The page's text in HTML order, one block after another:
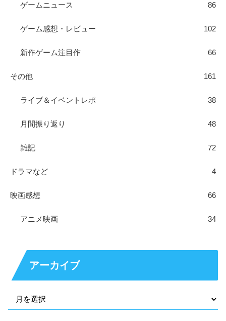
ゲームニュース 86
ゲーム感想・レビュー 102
新作ゲーム注目作 66
その他 161
ライブ＆イベントレポ 38
月間振り返り 48
雑記 72
ドラマなど 4
映画感想 66
アニメ映画 34
アーカイブ